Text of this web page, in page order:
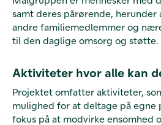
samt deres pårørende,
andre familiemedlemmer og
til den daglige omsorg og støtte.
Aktiviteter hvor alle kan
Projektet omfatter aktiviteter,
mulighed for at deltage på egne
fokus på at modvirke ensomhed